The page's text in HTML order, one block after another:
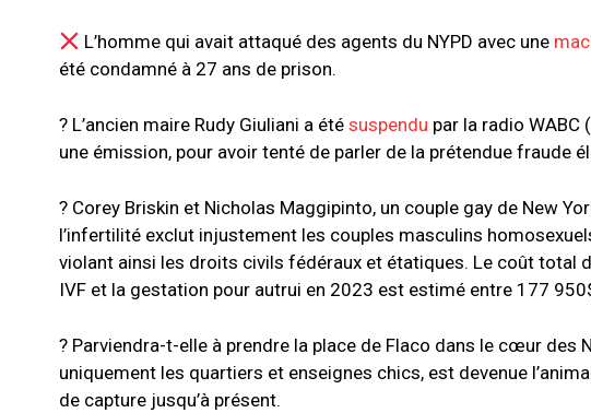
L’homme qui avait attaqué des agents du NYPD avec une
été condamné à 27 ans de prison.
? L’ancien maire Rudy Giuliani a été suspendu par la radio WABC
une émission, pour avoir tenté de parler de la prétendue fraude
? Corey Briskin et Nicholas Maggipinto, un couple gay de New
l’infertilité exclut injustement les couples masculins
violant ainsi les droits civils fédéraux et étatiques. Le coût total
IVF et la gestation pour autrui en 2023 est estimé entre 177
? Parviendra-t-elle à prendre la place de Flaco dans le cœur des
uniquement les quartiers et enseignes chics, est devenue
de capture jusqu’à présent.